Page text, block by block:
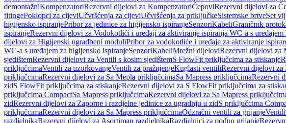
demontažniKompenzatoriRezervni dijelovi za KompenzatoriČepoviRezervni dijelovi za
fitingePoklopci za cijeviUčvršćenja za cijeviUčvršćenja za priključkeSistemske brtveSet
higijensko ispiranjePribor za jedinice za higijensko ispiranjeSenzoriKabeliGraničnik
ispiranjeRezervni dijelovi za Vodokotlići i uređaji za aktiviranje ispiranja WC-a s uređajem
dijelovi za Higijenski ugradbeni moduliPribor za vodokotliće i uređaje za aktiviranje
WC-a s uređajem za higijensko ispiranjeSenzoriKabeliMrežni dijeloviRezervni dijelovi za
sjedištemRezervni dijelovi za Ventili s kosim sjedištemS FlowFit priključcima za stiskanje
priključcimaVentili za uzorkovanjeVentili za pražnjenjeKuglasti ventiliRezervni dijelovi za
priključcimaRezervni dijelovi za Sa Mepla priključcimaSa Mapress priključcimaRezervni
zidS FlowFit priključcima za stiskanjeRezervni dijelovi za S FlowFit priključcima za
priključcima CompactSa Mapress priključcimaRezervni dijelovi za Sa Mapress
zidRezervni dijelovi za Zaporne i razdjelne jedinice za ugradnju u zidS priključcima
priključcimaRezervni dijelovi za Sa Mapress priključcimaOdzračni ventili za grijanje
razdjelnikaRezervni dijelovi za Asortiman razdjelnikaRazdjelnici za podno grijanje